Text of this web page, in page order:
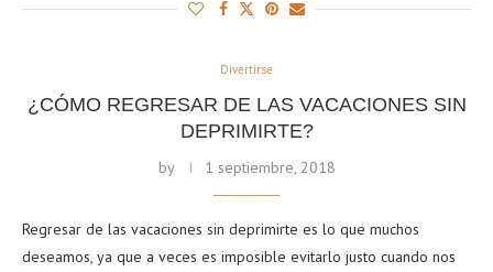
Divertirse
¿CÓMO REGRESAR DE LAS VACACIONES SIN
DEPRIMIRTE?
by 1 septiembre, 2018
Regresar de las vacaciones sin deprimirte es lo que muchos
deseamos, ya que a veces es imposible evitarlo justo cuando nos